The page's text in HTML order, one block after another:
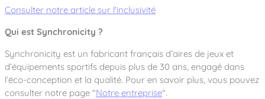
Consulter notre article sur l'inclusivité
Qui est Synchronicity ?
Synchronicity est un fabricant français d’aires de jeux et
d’équipements sportifs depuis plus de 30 ans, engagé dans
l’éco-conception et la qualité. Pour en savoir plus, vous pouvez
consulter notre page "Notre entreprise".